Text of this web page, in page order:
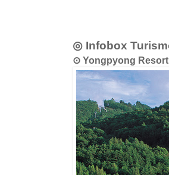
◎ Infobox
⊙ Yongpyong Resort